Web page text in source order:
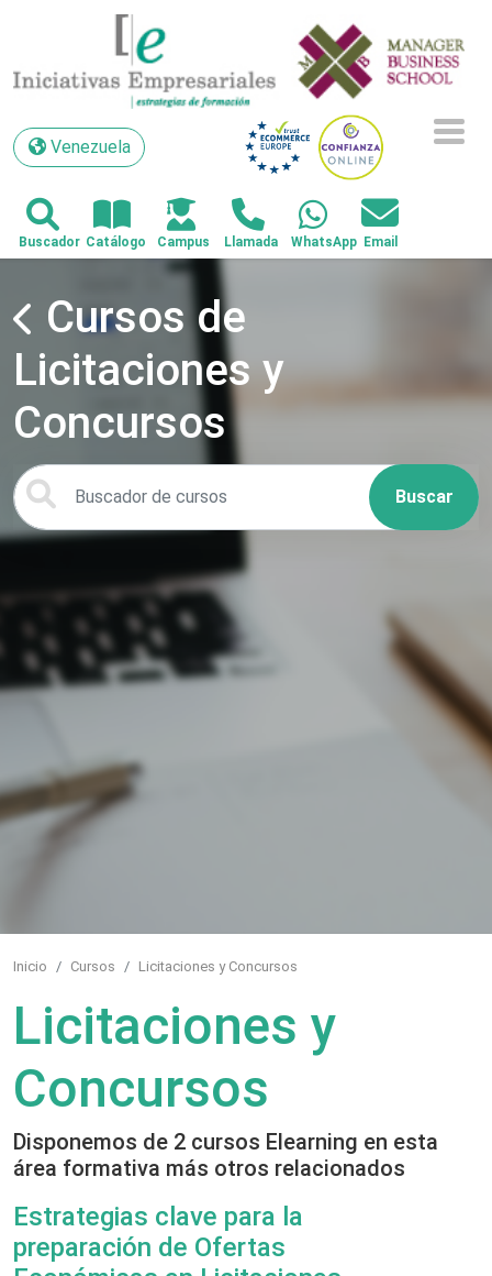
Venezuela
Venezuela
Cursos de
Licitaciones y
Concursos
Buscar
Inicio Cursos Licitaciones y Concursos
Licitaciones y
Concursos
Disponemos de 2 cursos Elearning en esta
área formativa más otros relacionados
Estrategias clave para la
preparación de Ofertas